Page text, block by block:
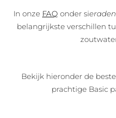
In onze FAQ onder si
belangrijkste verschillen
Bekijk hieronder de
prachtige Basic